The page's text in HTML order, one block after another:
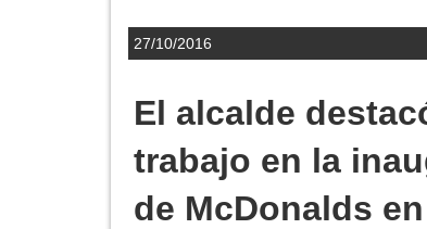
27/10/2016
El alcalde
trabajo en la
de McDonalds